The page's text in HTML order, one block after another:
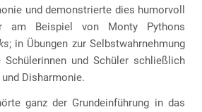
und demonstrierte dies humorvoll
am Beispiel von Monty Pythons
; in Übungen zur Selbstwahrnehmung
Schülerinnen und Schüler schließlich
Disharmonie.
ganz der Grundeinführung in das